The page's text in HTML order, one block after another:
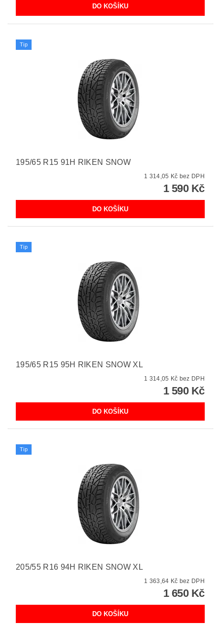
Tip
195/65 R15 91H RIKEN SNOW
1 314,05 Kč bez DPH
1 590 Kč
Tip
195/65 R15 95H RIKEN SNOW XL
1 314,05 Kč bez DPH
1 590 Kč
Tip
205/55 R16 94H RIKEN SNOW XL
1 363,64 Kč bez DPH
1 650 Kč